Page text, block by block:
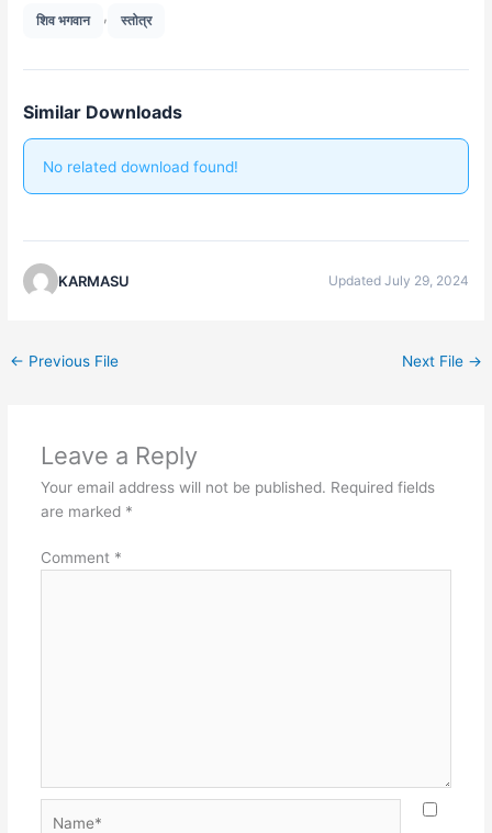
शिव भगवान , स्तोत्र
Similar Downloads
No related download found!
KARMASU Updated July 29, 2024
← Previous File Next File →
Leave a Reply
Your email address will not be published. Required fields
are marked *
Comment *